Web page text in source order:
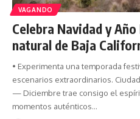
VAGANDO
Celebra Navidad y
natural de Baja
• Experimenta una temporada
escenarios extraordinarios.
— Diciembre trae consigo el
momentos auténticos…